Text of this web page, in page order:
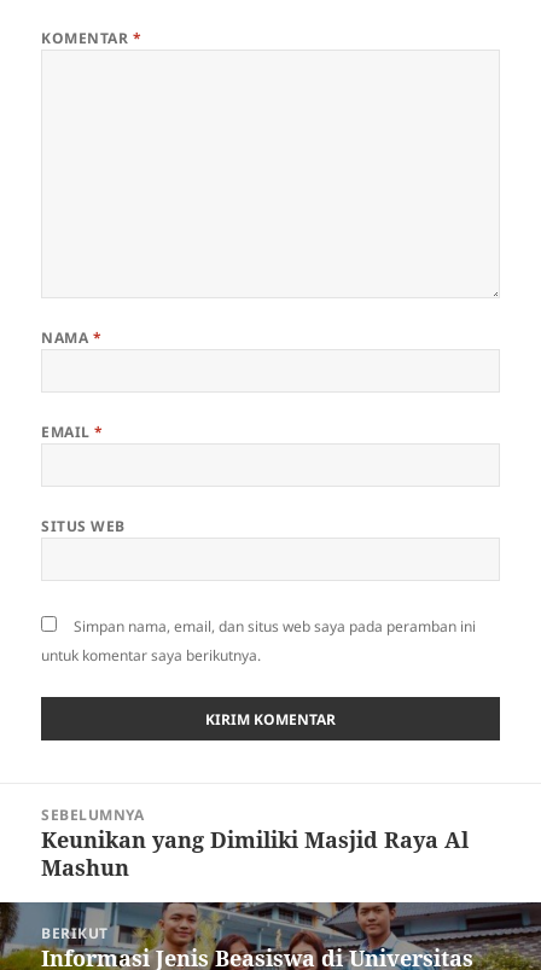
KOMENTAR *
NAMA *
EMAIL*
SITUS WEB
Simpan nama, email, dan situs web saya pada peramban ini
untuk komentar saya berikutnya.
SEBELUMNYA
Pos
sebelumnya:
Keunikan yang Dimiliki Masjid Raya Al
Mashun
BERIKUT
Pos
Informasi Jenis Beasiswa di Universitas